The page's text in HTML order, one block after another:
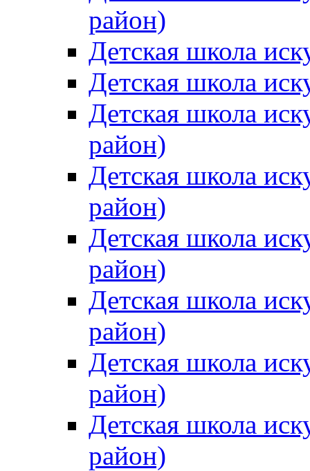
район)
Детская школа
Детская школа
Детская школа
район)
Детская школа
район)
Детская школа
район)
Детская школа
район)
Детская школа
район)
Детская школа
район)